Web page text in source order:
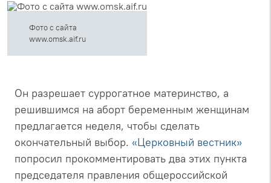
Фото с сайта
www.omsk.aif.ru
Он разрешает суррогатное материнство, а
решившимся на аборт беременным женщинам
предлагается неделя, чтобы сделать
окончательный выбор. «Церковный вестник»
попросил прокомментировать два этих пункта
председателя правления общероссийской